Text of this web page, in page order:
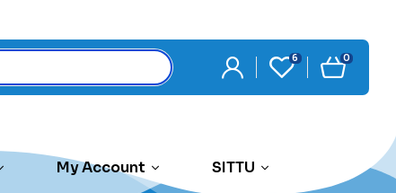
6 0
My Account SITTU